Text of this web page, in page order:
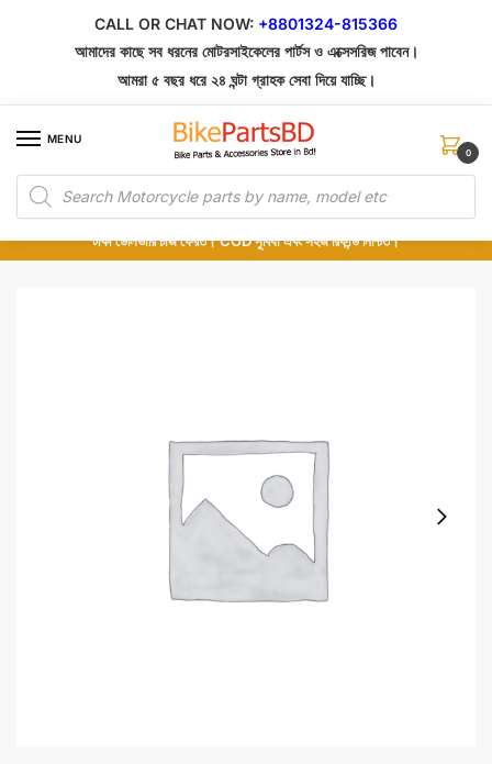
CALL OR CHAT NOW: +8801324-815366
আমাদের কাছে সব ধরনের মোটরসাইকেলের পার্টস ও এক্সেসরিজ পাবেন।
আমরা ৫ বছর ধরে ২৪ ঘন্টা গ্রাহক সেবা দিয়ে যাচ্ছি।
MENU
Products
search
0
১০০% অরিজিনাল পার্টস – শোরুম থেকে সরাসরি সংগ্রহ এবং শুধুমাত্র কুরিয়ার সার্ভিসে ডেলিভারি।
অর্ডার করার পর পার্টের ছবি দেখুন। পছন্দ হলে Cash on Delivery দিন, না হলে ৫ মিনিটে ১৯৯
টাকা ডেলিভারি চার্জ ফেরত। COD সুবিধা এবং সহজ রিফান্ড নিশ্চিত।